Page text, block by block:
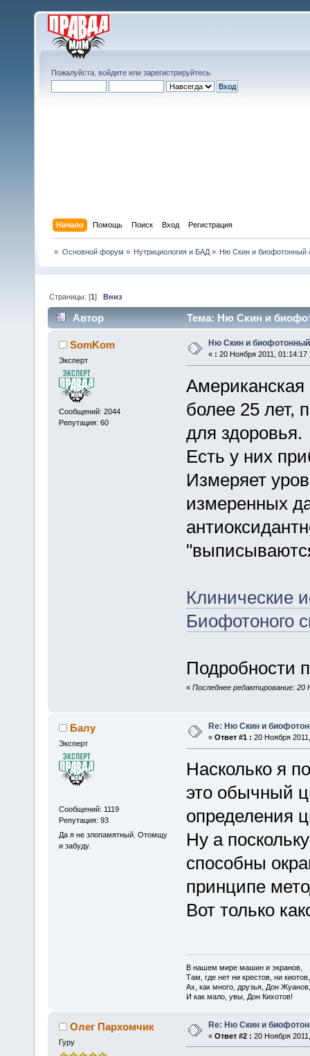
Пожалуйста, войдите или зарегистрируйтесь
Начало Помощь Поиск Вход Регистрация
» Основной форум » Нутрициология и БАД » Ню Скин и биофотонный
Страницы: [1]Вниз
Автор Тема: Ню Скин и
SomKom
Эксперт
Сообщений: 2044
Репутация: 60
Ню Скин и биофотонный
« : 20 Ноября 2011, 01:14:17
более 25 лет,
для здоровья.
Есть у них
Измеряет
измеренных
Клинические
Биофотоного
Подробности
« Последнее редактирование: 20
Балу
Эксперт
Сообщений: 1119
Репутация: 93
Да я не злопамятный. Отомщу
и забуду.
Re: Ню Скин и
« Ответ #1 : 20 Ноября
Насколько я
это обычный
определения
Ну а
способны
принципе
Вот только
В нашем мире машин и экранов,
Там, где нет ни крестов, ни киотов,
Ах, как много, друзья, Дон Жуанов,
И как мало, увы, Дон Кихотов!
Олег Пархомчик
Гуру
Re: Ню Скин и
« Ответ #2 : 20 Ноября